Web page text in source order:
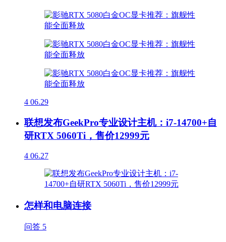
4 06.29
联想发布GeekPro专业设计主机：i7-14700+自
研RTX 5060Ti，售价12999元
4 06.27
怎样和电脑连接
问答 5